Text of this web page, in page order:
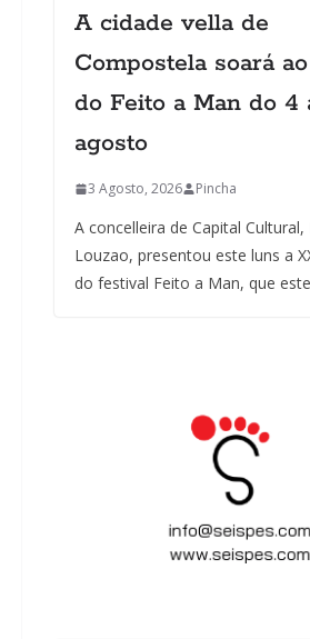
A cidade vella de
Compostela soará
do Feito a Man do 4
agosto
3 Agosto, 2026 Pincha
A concelleira de Capital Cultural,
Louzao, presentou este luns a
do festival Feito a Man, que este